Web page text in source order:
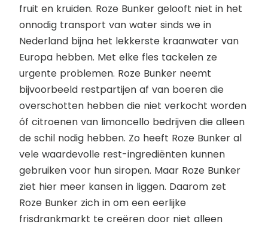
fruit en kruiden. Roze Bunker gelooft niet in het
onnodig transport van water sinds we in
Nederland bijna het lekkerste kraanwater van
Europa hebben. Met elke fles tackelen ze
urgente problemen. Roze Bunker neemt
bijvoorbeeld restpartijen af van boeren die
overschotten hebben die niet verkocht worden
óf citroenen van limoncello bedrijven die alleen
de schil nodig hebben. Zo heeft Roze Bunker al
vele waardevolle rest-ingrediënten kunnen
gebruiken voor hun siropen. Maar Roze Bunker
ziet hier meer kansen in liggen. Daarom zet
Roze Bunker zich in om een eerlijke
frisdrankmarkt te creëren door niet alleen